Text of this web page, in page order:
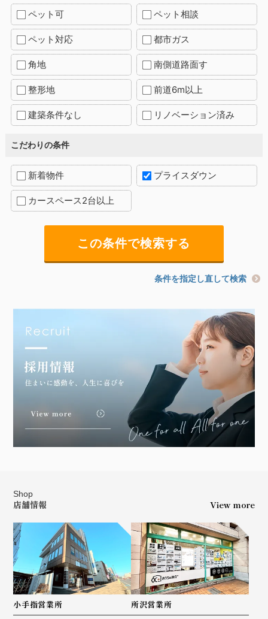
ペット可 ペット相談
ペット対応 都市ガス
角地 南側道路面す
整形地 前道6m以上
建築条件なし リノベーション済み
こだわりの条件
新着物件 プライスダウン
カースペース2台以上
条件を指定し直して検索
Shop
店舗情報 View more
小手指営業所 所沢営業所